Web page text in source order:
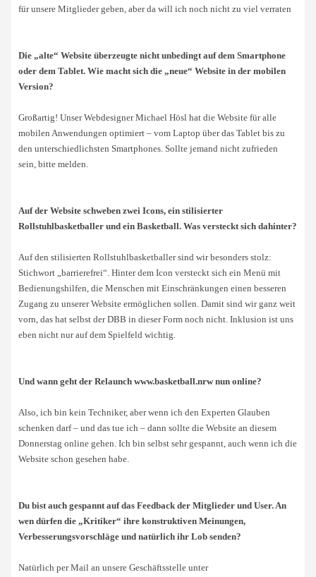
für unsere Mitglieder geben, aber da will ich noch nicht zu viel verraten
Die „alte“ Website überzeugte nicht unbedingt auf dem Smartphone
oder dem Tablet. Wie macht sich die „neue“ Website in der mobilen
Version?
Großartig! Unser Webdesigner Michael Hösl hat die Website für alle
mobilen Anwendungen optimiert – vom Laptop über das Tablet bis zu
den unterschiedlichsten Smartphones. Sollte jemand nicht zufrieden
sein, bitte melden.
Auf der Website schweben zwei Icons, ein stilisierter
Rollstuhlbasketballer und ein Basketball. Was versteckt sich dahinter?
Auf den stilisierten Rollstuhlbasketballer sind wir besonders stolz:
Stichwort „barrierefrei“. Hinter dem Icon versteckt sich ein Menü mit
Bedienungshilfen, die Menschen mit Einschränkungen einen besseren
Zugang zu unserer Website ermöglichen sollen. Damit sind wir ganz weit
vorn, das hat selbst der DBB in dieser Form noch nicht. Inklusion ist uns
eben nicht nur auf dem Spielfeld wichtig.
Und wann geht der Relaunch www.basketball.nrw nun online?
Also, ich bin kein Techniker, aber wenn ich den Experten Glauben
schenken darf – und das tue ich – dann sollte die Website an diesem
Donnerstag online gehen. Ich bin selbst sehr gespannt, auch wenn ich die
Website schon gesehen habe.
Du bist auch gespannt auf das Feedback der Mitglieder und User. An
wen dürfen die „Kritiker“ ihre konstruktiven Meinungen,
Verbesserungsvorschläge und natürlich ihr Lob senden?
Natürlich per Mail an unsere Geschäftsstelle unter